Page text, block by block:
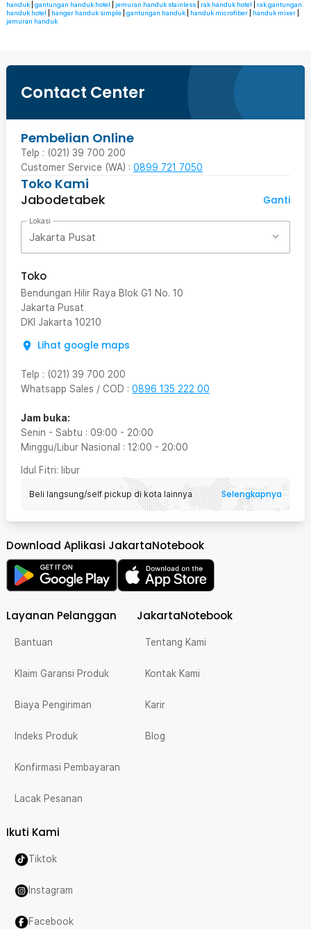
handuk gantungan handuk hotel jemuran handuk stainless rak handuk hotel
rak gantungan
handuk hotel
hanger handuk simple gantungan handuk handuk microfiber handuk mixer
jemuran handuk
Contact Center
Pembelian Online
Telp : (021) 39 700 200
Customer Service (WA) : 0899 721 7050
Toko Kami
Jabodetabek
Ganti
Lokasi
Jakarta Pusat
Toko
Bendungan Hilir Raya Blok G1 No. 10
Jakarta Pusat
DKI Jakarta 10210
Lihat google maps
Telp : (021) 39 700 200
Whatsapp Sales / COD : 0896 135 222 00
Jam buka:
Senin - Sabtu : 09:00 - 20:00
Minggu/Libur Nasional : 12:00 - 20:00
Idul Fitri: libur
Beli langsung/self pickup di kota lainnya Selengkapnya
Download Aplikasi JakartaNotebook
Layanan Pelanggan
Bantuan
Klaim Garansi Produk
Biaya Pengiriman
Indeks Produk
Konfirmasi Pembayaran
Lacak Pesanan
JakartaNotebook
Tentang Kami
Kontak Kami
Karir
Blog
Ikuti Kami
Tiktok
Instagram
Facebook